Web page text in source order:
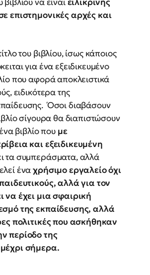
επιστημονικές αρχές και
του βιβλίου, ίσως κάποιος
για ένα εξειδικευμένο
που αφορά αποκλειστικά
ειδικότερα της
Όσοι διαβάσουν
σίγουρα θα διαπιστώσουν
βιβλίο που με
και εξειδικευμένη
τα συμπεράσματα, αλλά
έναχρήσιμο εργαλείο όχι
αλλά για τον
να έχει μια σφαιρική
της εκπαίδευσης, αλλά
πολιτικές που ασκήθηκαν
περίοδο της
σήμερα.